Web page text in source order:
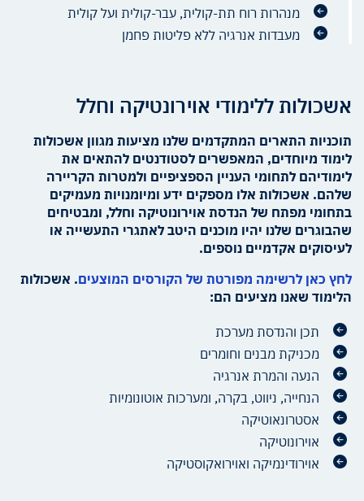
מנהרות רוח תת-קולית, עבר-קולית ועל קולית
מעבדות אנרגיה ללא פליטות פחמן
אשכולות ללימודי אוירונטיקה וחלל
תוכניות התארים המתקדמים שלנו מציעות מגוון אשכולות
לימוד מיוחדים, המאפשרים לסטודנטים להתאים את
לימודיהם לתחומי העניין הספציפיים ולמטרות הקריירה
שלהם. אשכולות אלו מספקים ידע ומיומנויות מעמיקים
בתחומי מפתח של הנדסת אוירונוטיקה וחלל, ומבטיחים
שהבוגרים שלנו יהיו מוכנים היטב לאתגרי התעשייה או
לעיסוקים אקדמיים נוספים.
לחץ כאן לרשימה מפורטת של הקורסים המוצעים. אשכולות
הלימוד שאנו מציעים הם:
תכן והנדסת מערכת
מכניקת מבנים וחומרים
הנעה והמרת אנרגיה
הנחייה, ניווט, בקרה, ומערכות אוטונומיות
אסטרונאוטיקה
אוירונוטיקה
אוירודינמיקה ואוירואקוסטיקה